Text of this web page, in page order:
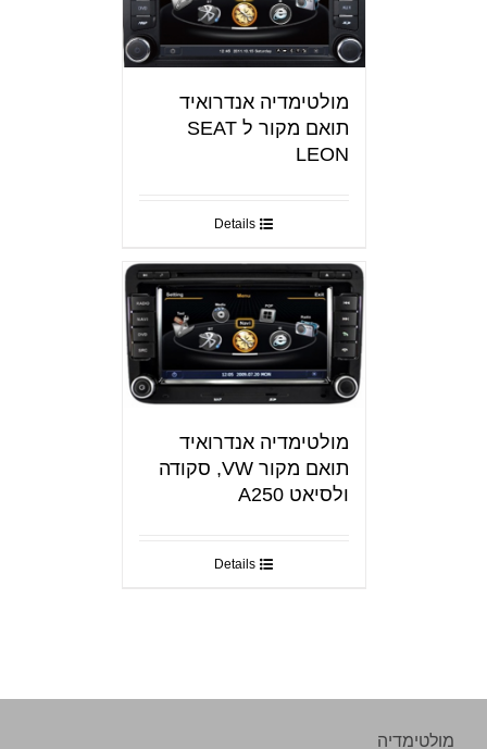
מולטימדיה אנדרואיד
תואם מקור ל SEAT
LEON
Details
מולטימדיה אנדרואיד
תואם מקור VW, סקודה
ולסיאט A250
Details
מולטימדיה